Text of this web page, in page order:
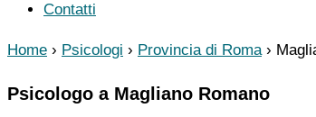
Contatti
Home › Psicologi › Provincia di Roma ›
Psicologo a Magliano Romano